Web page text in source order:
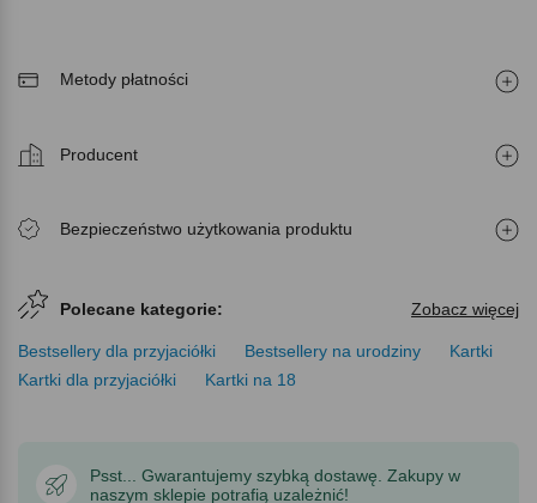
Metody płatności
Producent
Bezpieczeństwo użytkowania produktu
Polecane kategorie: Zobacz więcej
Bestsellery dla przyjaciółki Bestsellery na urodziny
Kartki
Kartki dla przyjaciółki
Kartki na 18
Psst... Gwarantujemy szybką dostawę. Zakupy w
naszym sklepie potrafią uzależnić!